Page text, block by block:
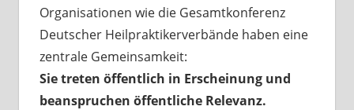
Organisationen wie die Gesamtkonferenz
Deutscher Heilpraktikerverbände haben eine
zentrale Gemeinsamkeit:
Sie treten öffentlich in Erscheinung und
beanspruchen öffentliche Relevanz.